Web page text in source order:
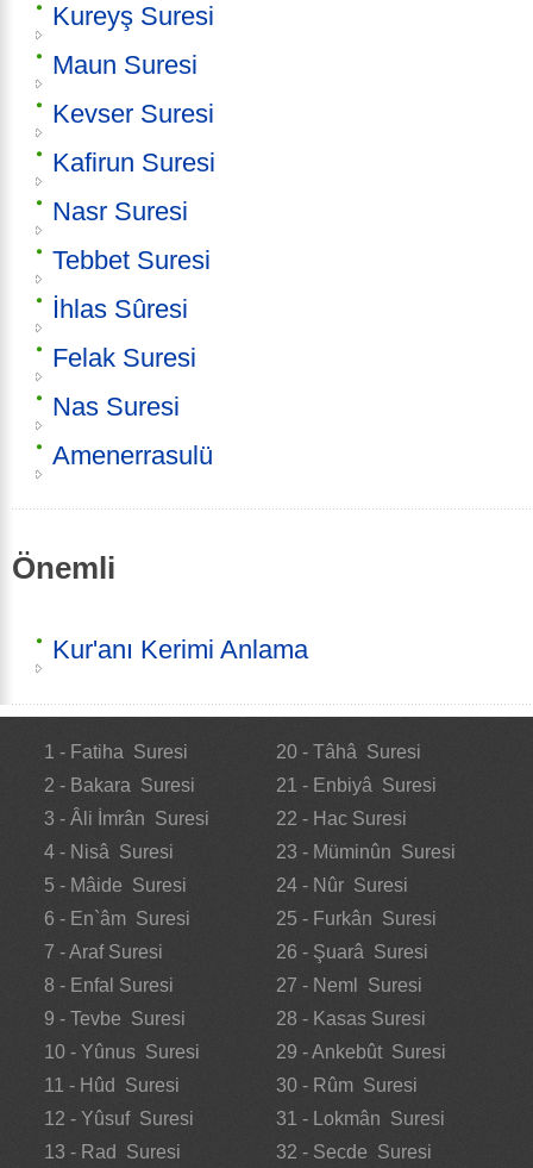
Kureyş Suresi
Maun Suresi
Kevser Suresi
Kafirun Suresi
Nasr Suresi
Tebbet Suresi
İhlas Sûresi
Felak Suresi
Nas Suresi
Amenerrasulü
Önemli
Kur'anı Kerimi Anlama
1 - Fatiha Suresi
2 - Bakara Suresi
3 - Âli İmrân Suresi
4 - Nisâ Suresi
5 - Mâide Suresi
6 - En`âm Suresi
7 - Araf Suresi
8 - Enfal Suresi
9 - Tevbe Suresi
10 - Yûnus Suresi
11 - Hûd Suresi
12 - Yûsuf Suresi
13 - Rad Suresi
20 - Tâhâ Suresi
21 - Enbiyâ Suresi
22 - Hac Suresi
23 - Müminûn Suresi
24 - Nûr Suresi
25 - Furkân Suresi
26 - Şuarâ Suresi
27 - Neml Suresi
28 - Kasas Suresi
29 - Ankebût Suresi
30 - Rûm Suresi
31 - Lokmân Suresi
32 - Secde Suresi